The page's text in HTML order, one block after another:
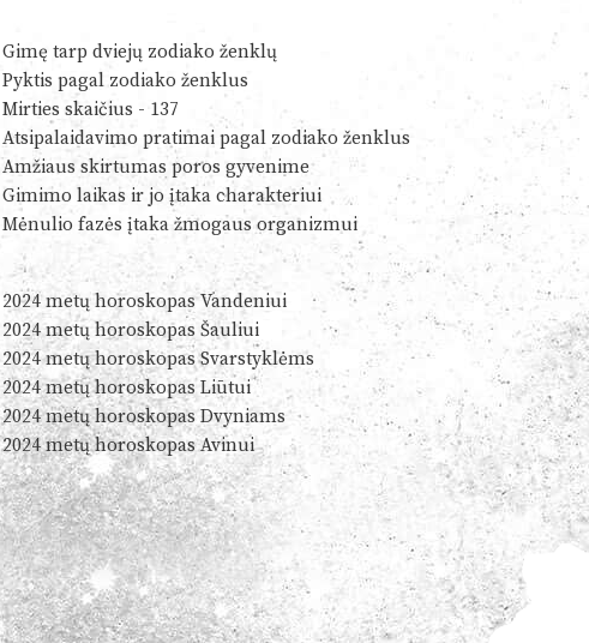
Gimę tarp dviejų zodiako ženklų
Pyktis pagal zodiako ženklus
Mirties skaičius - 137
Atsipalaidavimo pratimai pagal zodiako ženklus
Amžiaus skirtumas poros gyvenime
Gimimo laikas ir jo įtaka charakteriui
Mėnulio fazės įtaka žmogaus organizmui
2024 metų horoskopas Vandeniui
2024 metų horoskopas Šauliui
2024 metų horoskopas Svarstyklėms
2024 metų horoskopas Liūtui
2024 metų horoskopas Dvyniams
2024 metų horoskopas Avinui